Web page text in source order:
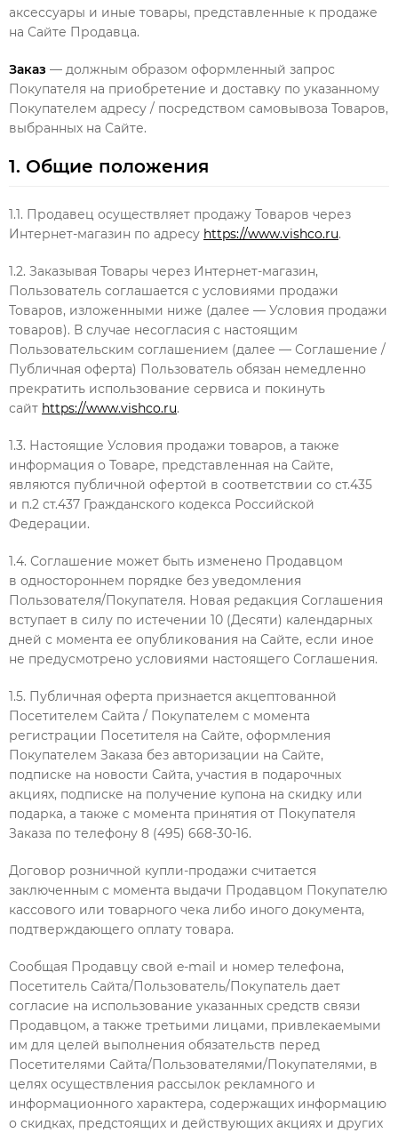
аксессуары и иные товары, представленные к продаже
на Сайте Продавца.
Заказ — должным образом оформленный запрос
Покупателя на приобретение и доставку по указанному
Покупателем адресу / посредством самовывоза Товаров,
выбранных на Сайте.
1. Общие положения
1.1. Продавец осуществляет продажу Товаров через
Интернет-магазин по адресу https://www.vishco.ru.
1.2. Заказывая Товары через Интернет-магазин,
Пользователь соглашается с условиями продажи
Товаров, изложенными ниже (далее — Условия продажи
товаров). В случае несогласия с настоящим
Пользовательским соглашением (далее — Соглашение /
Публичная оферта) Пользователь обязан немедленно
прекратить использование сервиса и покинуть
сайт https://www.vishco.ru.
1.3. Настоящие Условия продажи товаров, а также
информация о Товаре, представленная на Сайте,
являются публичной офертой в соответствии со ст.435
и п.2 ст.437 Гражданского кодекса Российской
Федерации.
1.4. Соглашение может быть изменено Продавцом
в одностороннем порядке без уведомления
Пользователя/Покупателя. Новая редакция Соглашения
вступает в силу по истечении 10 (Десяти) календарных
дней с момента ее опубликования на Сайте, если иное
не предусмотрено условиями настоящего Соглашения.
1.5. Публичная оферта признается акцептованной
Посетителем Сайта / Покупателем с момента
регистрации Посетителя на Сайте, оформления
Покупателем Заказа без авторизации на Сайте,
подписке на новости Сайта, участия в подарочных
акциях, подписке на получение купона на скидку или
подарка, а также с момента принятия от Покупателя
Заказа по телефону 8 (495) 668-30-16.
Договор розничной купли-продажи считается
заключенным с момента выдачи Продавцом Покупателю
кассового или товарного чека либо иного документа,
подтверждающего оплату товара.
Сообщая Продавцу свой e-mail и номер телефона,
Посетитель Сайта/Пользователь/Покупатель дает
согласие на использование указанных средств связи
Продавцом, а также третьими лицами, привлекаемыми
им для целей выполнения обязательств перед
Посетителями Сайта/Пользователями/Покупателями, в
целях осуществления рассылок рекламного и
информационного характера, содержащих информацию
о скидках, предстоящих и действующих акциях и других